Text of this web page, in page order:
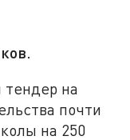
тендер на
почти
на 250